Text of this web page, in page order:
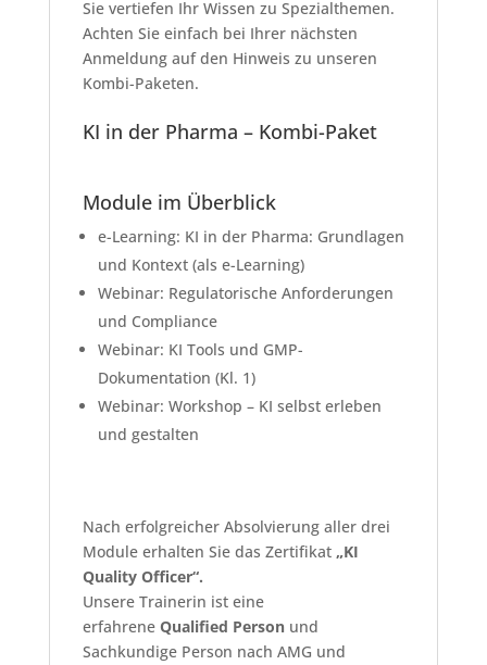
Sie vertiefen Ihr Wissen zu Spezialthemen.
Achten Sie einfach bei Ihrer nächsten
Anmeldung auf den Hinweis zu unseren
Kombi-Paketen.
KI in der Pharma – Kombi-Paket
Module im Überblick
e-Learning: KI in der Pharma: Grundlagen
und Kontext (als e-Learning)
Webinar: Regulatorische Anforderungen
und Compliance
Webinar: KI Tools und GMP-
Dokumentation (Kl. 1)
Webinar: Workshop – KI selbst erleben
und gestalten
Nach erfolgreicher Absolvierung aller drei
Module erhalten Sie das Zertifikat „KI
Quality Officer“.
Unsere Trainerin ist eine
erfahrene Qualified Personund
Sachkundige Person nach AMG und